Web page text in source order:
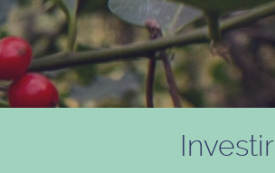
Investir